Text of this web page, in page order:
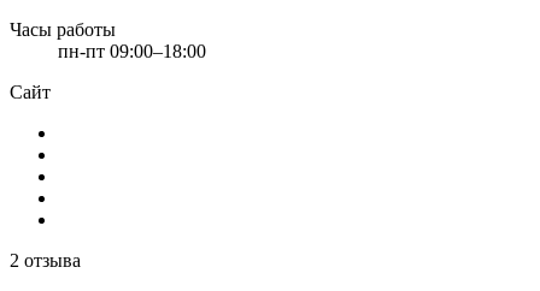
Часы работы
пн-пт 09:00–18:00
Сайт
2 отзыва